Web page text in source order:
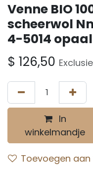
Venne BIO
scheerwol
4-5014 opaal
$ 126,50
In
winkelmandje
Toevoegen